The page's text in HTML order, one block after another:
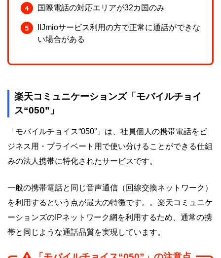
国際電話の対応エリアが32カ国のみ
IIJmioサービス利用の方で正常に通話ができな
い場合がある
楽天コミュニケーションズ「モバイルチョイ
ス“050”」
「モバイルチョイス“050”」は、社員個人の携帯電話をビ
ジネス用・プライベート用で使い分けることができる仕組
みの法人携帯に特化されたサービスです。
一般の携帯電話と同じ音声通信（回線交換ネットワーク）
を利用するという点が最大の特徴です。。楽天コミュニケ
ーションズのIPネットワーク網を利用するため、通常の携
帯と同じような通話品質を実現しています。